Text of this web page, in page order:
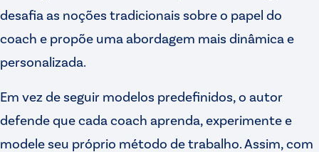
desafia as noções tradicionais sobre o papel do
coach e propõe uma abordagem mais dinâmica e
personalizada.
Em vez de seguir modelos predefinidos, o autor
defende que cada coach aprenda, experimente e
modele seu próprio método de trabalho. Assim, com